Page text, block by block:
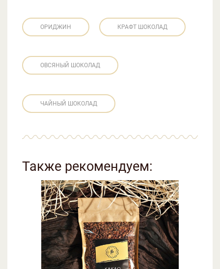
ОРИДЖИН КРАФТ ШОКОЛАД
ОВСЯНЫЙ ШОКОЛАД
ЧАЙНЫЙ ШОКОЛАД
Также рекомендуем: